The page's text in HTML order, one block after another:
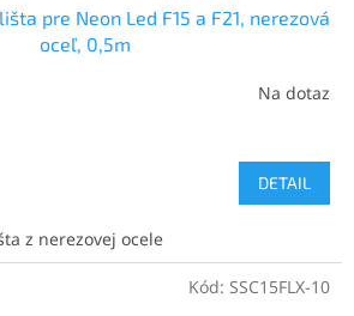
pre Neon Led F15 a F21, nerezová
oceľ, 0,5m
Na dotaz
DETAIL
z nerezovej ocele
Kód: SSC15FLX-10